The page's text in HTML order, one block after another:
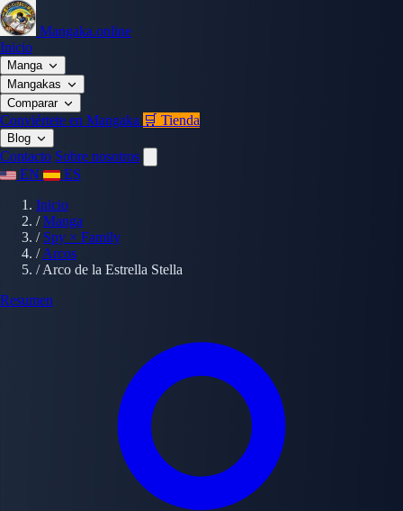
Mangaka.online
Inicio
Manga
Mangakas
Comparar
Conviértete en Mangaka 🛒 Tienda
Blog
Contacto Sobre nosotros
EN
ES
Inicio
/ Manga
/ Spy × Family
/ Arcos
/ Arco de la Estrella Stella
Resumen